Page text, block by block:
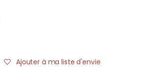
Ajouter à ma liste d'envie